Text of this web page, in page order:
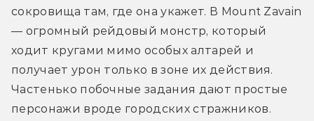
сокровища там, где она укажет. В Mount Zavain
— огромный рейдовый монстр, который
ходит кругами мимо особых алтарей и
получает урон только в зоне их действия.
Частенько побочные задания дают простые
персонажи вроде городских стражников.